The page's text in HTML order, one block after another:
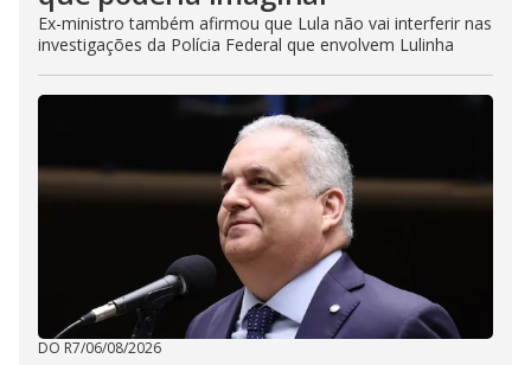
Ex-ministro também afirmou que Lula não vai interferir nas
investigações da Polícia Federal que envolvem Lulinha
DO R7/06/08/2026